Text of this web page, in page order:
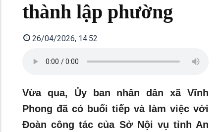
thành lập phường
26/04/2026, 14:52
Vừa qua, Ủy ban nhân dân xã Vĩnh
Phong đã có buổi tiếp và làm việc với
Đoàn công tác của Sở Nội vụ tỉnh An